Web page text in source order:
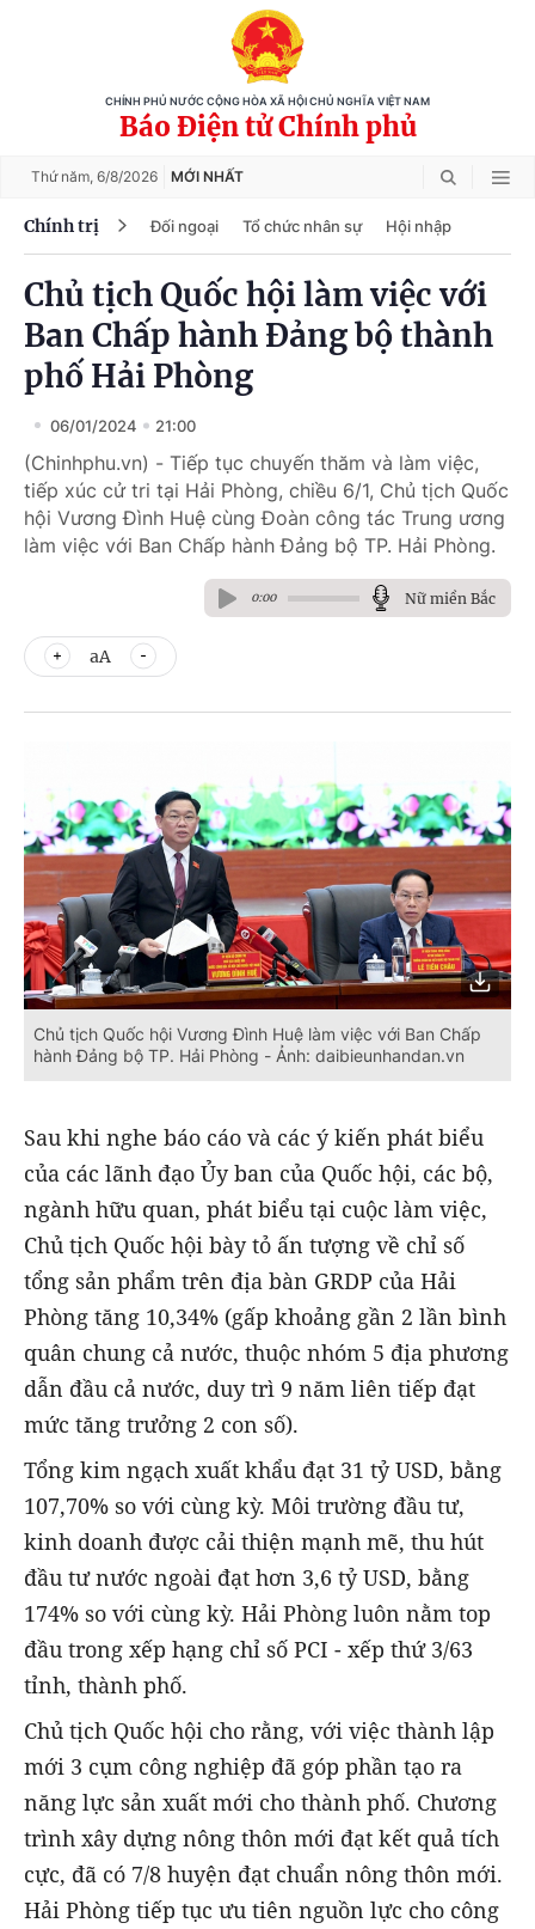
CHÍNH PHỦ NƯỚC CỘNG HÒA XÃ HỘI CHỦ NGHĨA VIỆT NAM
Báo Điện tử Chính phủ
Thứ năm, 6/8/2026 MỚI NHẤT
Chính trị Đối ngoại Tổ chức nhân sự Hội nhập
Chủ tịch Quốc hội làm việc với
Ban Chấp hành Đảng bộ thành
phố Hải Phòng
06/01/2024 21:00
(Chinhphu.vn) - Tiếp tục chuyến thăm và làm việc,
tiếp xúc cử tri tại Hải Phòng, chiều 6/1, Chủ tịch Quốc
hội Vương Đình Huệ cùng Đoàn công tác Trung ương
làm việc với Ban Chấp hành Đảng bộ TP. Hải Phòng.
0:00 Nữ miền Bắc
aA
Chủ tịch Quốc hội Vương Đình Huệ làm việc với Ban Chấp
hành Đảng bộ TP. Hải Phòng - Ảnh: daibieunhandan.vn
Sau khi nghe báo cáo và các ý kiến phát biểu
của các lãnh đạo Ủy ban của Quốc hội, các bộ,
ngành hữu quan, phát biểu tại cuộc làm việc,
Chủ tịch Quốc hội bày tỏ ấn tượng về chỉ số
tổng sản phẩm trên địa bàn GRDP của Hải
Phòng tăng 10,34% (gấp khoảng gần 2 lần bình
quân chung cả nước, thuộc nhóm 5 địa phương
dẫn đầu cả nước, duy trì 9 năm liên tiếp đạt
mức tăng trưởng 2 con số).
Tổng kim ngạch xuất khẩu đạt 31 tỷ USD, bằng
107,70% so với cùng kỳ. Môi trường đầu tư,
kinh doanh được cải thiện mạnh mẽ, thu hút
đầu tư nước ngoài đạt hơn 3,6 tỷ USD, bằng
174% so với cùng kỳ. Hải Phòng luôn nằm top
đầu trong xếp hạng chỉ số PCI - xếp thứ 3/63
tỉnh, thành phố.
Chủ tịch Quốc hội cho rằng, với việc thành lập
mới 3 cụm công nghiệp đã góp phần tạo ra
năng lực sản xuất mới cho thành phố. Chương
trình xây dựng nông thôn mới đạt kết quả tích
cực, đã có 7/8 huyện đạt chuẩn nông thôn mới.
Hải Phòng tiếp tục ưu tiên nguồn lực cho công